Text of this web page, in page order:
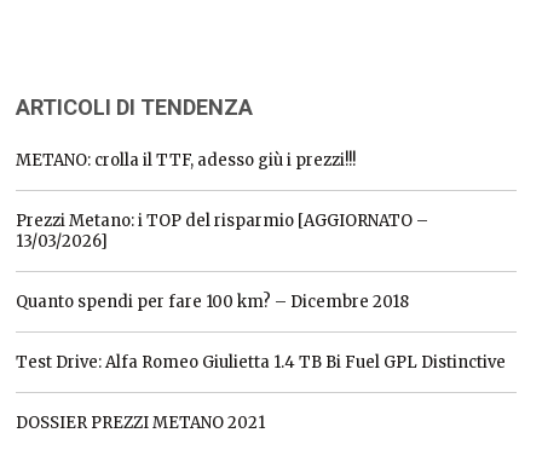
ARTICOLI DI TENDENZA
METANO: crolla il TTF, adesso giù i prezzi!!!
Prezzi Metano: i TOP del risparmio [AGGIORNATO –
13/03/2026]
Quanto spendi per fare 100 km? – Dicembre 2018
Test Drive: Alfa Romeo Giulietta 1.4 TB Bi Fuel GPL Distinctive
DOSSIER PREZZI METANO 2021